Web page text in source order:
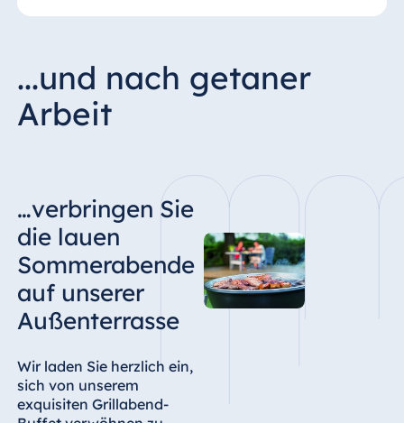
...und nach getaner
Arbeit
…verbringen Sie
die lauen
Sommerabende
auf unserer
Außenterrasse
Wir laden Sie herzlich ein,
sich von unserem
exquisiten Grillabend-